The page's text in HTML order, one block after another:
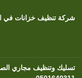
شركة تنظيف خزانات في
تسليك وتنظيف مجاري